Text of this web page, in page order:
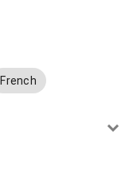
French